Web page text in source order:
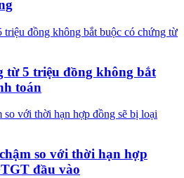
từ 5 triệu đồng không bắt
toán
so với thời hạn hợp
đầu vào